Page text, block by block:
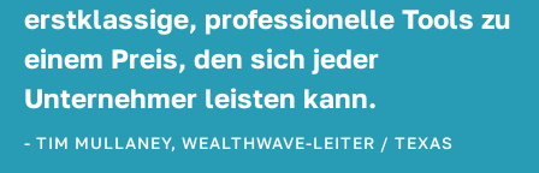
erstklassige, professionelle Tools zu
einem Preis, den sich jeder
Unternehmer leisten kann.
- TIM MULLANEY, WEALTHWAVE-LEITER / TEXAS